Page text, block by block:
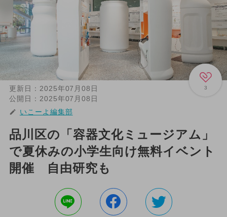
3
更新日： 2025年07月08日
公開日： 2025年07月08日
いこーよ編集部
品川区の「容器文化ミュージアム」
で夏休みの小学生向け無料イベント
開催 自由研究も